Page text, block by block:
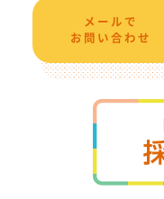
メールで
お問い合わせ